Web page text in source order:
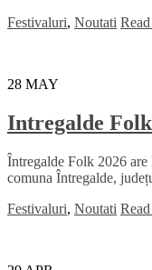
Festivaluri, Noutati
28 MAY
Intregalde
Întregalde Folk 2026
comuna Întregalde,
Festivaluri, Noutati